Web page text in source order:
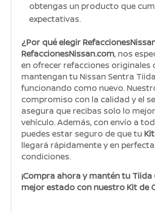
obtengas un producto que
expectativas.
¿Por qué elegir
RefaccionesNissan.com, nos
en ofrecer refacciones originales
mantengan tu Nissan Sentra Tiida
funcionando como nuevo.
compromiso con la calidad y el
asegura que recibas solo lo
vehículo. Además, con envío a
puedes estar seguro de que tu
llegará rápidamente y en
condiciones.
¡Compra ahora y mantén tu Tiida
mejor estado con nuestro Kit de